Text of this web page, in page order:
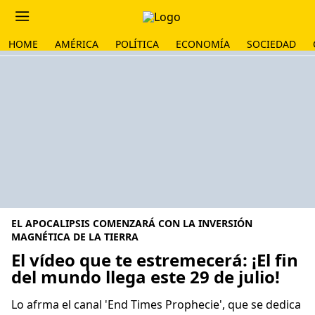
HOME AMÉRICA POLÍTICA ECONOMÍA SOCIEDAD
EL APOCALIPSIS COMENZARÁ CON LA INVERSIÓN
MAGNÉTICA DE LA TIERRA
El vídeo que te estremecerá: ¡El fin
del mundo llega este 29 de julio!
Lo afrma el canal 'End Times Prophecie', que se dedica